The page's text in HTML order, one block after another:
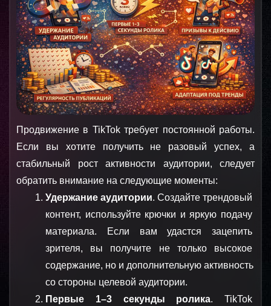
Продвижение в TikTok требует постоянной работы.
Если вы хотите получить не разовый успех, а
стабильный рост активности аудитории, следует
обратить внимание на следующие моменты:
Удержание аудитории. Создайте трендовый
контент, используйте крючки и яркую подачу
материала. Если вам удастся зацепить
зрителя, вы получите не только высокое
содержание, но и дополнительную активность
со стороны целевой аудитории.
Первые 1–3 секунды ролика. TikTok